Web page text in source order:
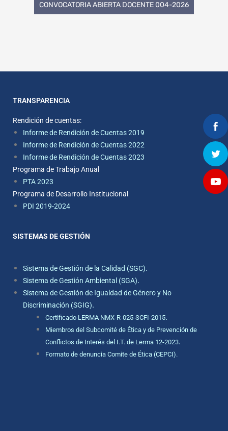
CONVOCATORIA ABIERTA DOCENTE 004-2026
TRANSPARENCIA
Rendición de cuentas:
Informe de Rendición de Cuentas 2019
Informe de Rendición de Cuentas 2022
Informe de Rendición de Cuentas 2023
Programa de Trabajo Anual
PTA 2023
Programa de Desarrollo Institucional
PDI 2019-2024
SISTEMAS DE GESTIÓN
Sistema de Gestión de la Calidad (SGC).
Sistema de Gestión Ambiental (SGA).
Sistema de Gestión de Igualdad de Género y No
Discriminación (SGIG).
Certificado LERMA NMX-R-025-SCFI-2015.
Miembros del Subcomité de Ética y de Prevención de
Conflictos de Interés del I.T. de Lerma 12-2023.
Formato de denuncia Comite de Ética (CEPCI).